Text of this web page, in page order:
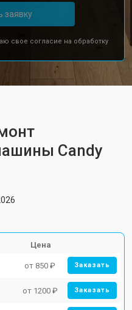
заявку
свое согласие на обработку
Candy
Цена
от 850 ₽ Заказать
от 1200 ₽ Заказать